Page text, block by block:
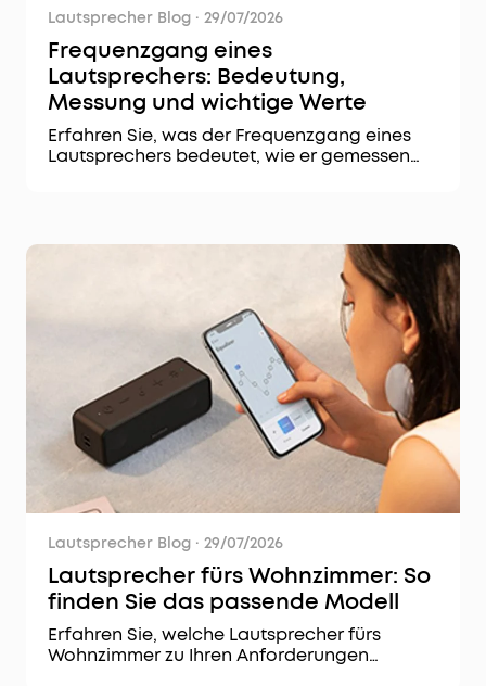
Lautsprecher Blog · 29/07/2026
Frequenzgang eines
Lautsprechers: Bedeutung,
Messung und wichtige Werte
Erfahren Sie, was der Frequenzgang eines
Lautsprechers bedeutet, wie er gemessen
Lautsprecher Blog · 29/07/2026
Lautsprecher fürs Wohnzimmer: So
finden Sie das passende Modell
Erfahren Sie, welche Lautsprecher fürs
Wohnzimmer zu Ihren Anforderungen